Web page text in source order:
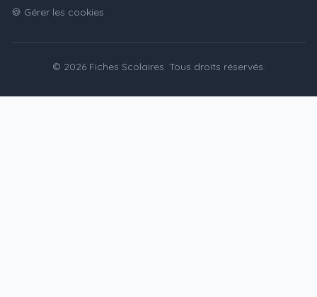
🍪 Gérer les cookies
© 2026 Fiches Scolaires. Tous droits réservés.